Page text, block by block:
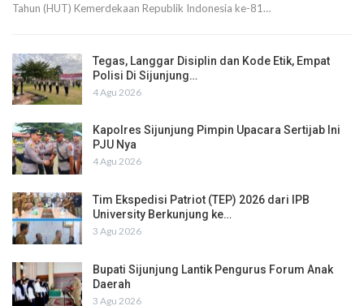
Tahun (HUT) Kemerdekaan Republik Indonesia ke-81…
Tegas, Langgar Disiplin dan Kode Etik, Empat
Polisi Di Sijunjung…
4 Agu 2026
Kapolres Sijunjung Pimpin Upacara Sertijab Ini
PJU Nya
4 Agu 2026
Tim Ekspedisi Patriot (TEP) 2026 dari IPB
University Berkunjung ke…
3 Agu 2026
Bupati Sijunjung Lantik Pengurus Forum Anak
Daerah
3 Agu 2026